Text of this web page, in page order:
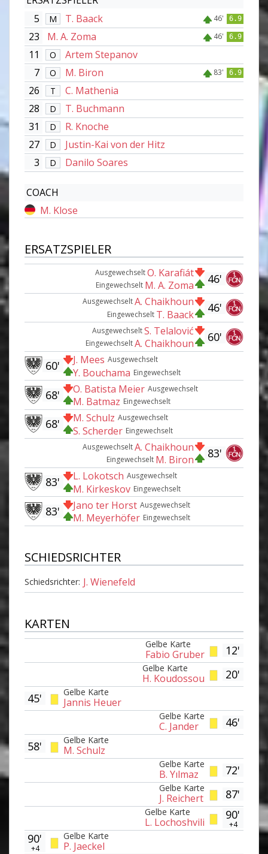
5
M T. Baack 46' 6.9
23 M. A. Zoma 46' 6.9
11 O
Artem Stepanov
7
O M. Biron 83' 6.9
26 T
C. Mathenia
28
D
T. Buchmann
31
D
R. Knoche
27
D
Justin-Kai von der Hitz
3
D Danilo Soares
COACH
M. Klose
ERSATZSPIELER
46'
AusgewechseltO. Karafiát
Eingewechselt M. A. Zoma
46'
AusgewechseltA. Chaikhoun
Eingewechselt T. Baack
60'
AusgewechseltS. Telalović
EingewechseltA. Chaikhoun
Ausgewechselt
J. Mees
Eingewechselt
Y. Bouchama
60'
Ausgewechselt
O. Batista Meier
Eingewechselt
M. Batmaz
68'
Ausgewechselt
M. Schulz
Eingewechselt
S. Scherder
68'
83'
AusgewechseltA. Chaikhoun
Eingewechselt M. Biron
Ausgewechselt
L. Lokotsch
Eingewechselt
M. Kirkeskov
83'
Ausgewechselt
Jano ter Horst
Eingewechselt
M. Meyerhöfer
83'
SCHIEDSRICHTER
Schiedsrichter: J. Wienefeld
KARTEN
12'
Gelbe Karte
Fabio Gruber
20'
Gelbe Karte
H. Koudossou
Gelbe Karte
Jannis Heuer
45'
46'
Gelbe Karte
C. Jander
Gelbe Karte
M. Schulz
58'
72'
Gelbe Karte
B. Yılmaz
87'
Gelbe Karte
J. Reichert
90'
+4
Gelbe Karte
L. Lochoshvili
Gelbe Karte
P. Jaeckel
90'
+4